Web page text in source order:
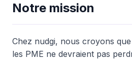
Notre mission
Chez nudgi, nous croyons
les PME ne devraient pas